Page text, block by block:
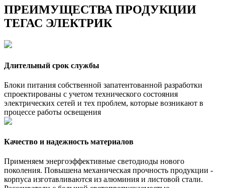
ПРЕИМУЩЕСТВА ПРОДУКЦИИ
ТЕГАС ЭЛЕКТРИК
Длительный срок службы
Блоки питания собственной запатентованной разработки
спроектированы с учетом технического состояния
электрических сетей и тех проблем, которые возникают в
процессе работы освещения
Качество и надежность материалов
Применяем энергоэффективные светодиоды нового
поколения. Повышена механическая прочность продукции -
корпуса изготавливаются из алюминия и листовой стали.